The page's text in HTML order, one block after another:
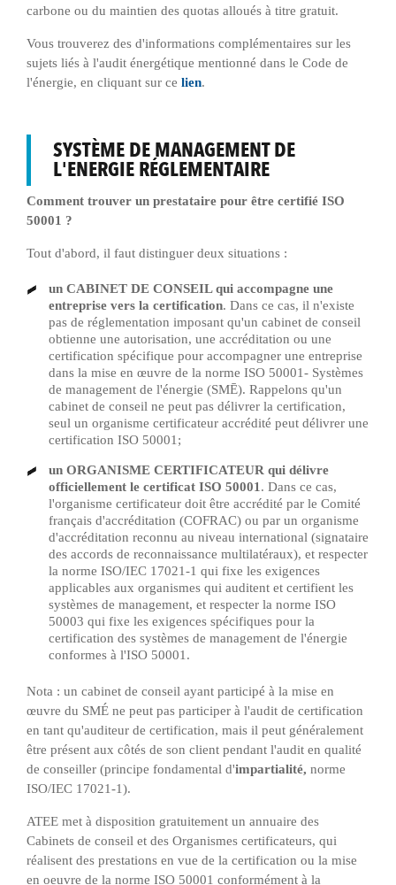
carbone ou du maintien des quotas alloués à titre gratuit.
Vous trouverez des d'informations complémentaires sur les
sujets liés à l'audit énergétique mentionné dans le Code de
l'énergie, en cliquant sur ce lien.
SYSTÈME DE MANAGEMENT DE
L'ENERGIE RÉGLEMENTAIRE
Comment trouver un prestataire pour être certifié ISO
50001 ?
Tout d'abord, il faut distinguer deux situations :
un CABINET DE CONSEIL qui accompagne une
entreprise vers la certification. Dans ce cas, il n'existe
pas de réglementation imposant qu'un cabinet de conseil
obtienne une autorisation, une accréditation ou une
certification spécifique pour accompagner une entreprise
dans la mise en œuvre de la norme ISO 50001- Systèmes
de management de l'énergie (SMĒ). Rappelons qu'un
cabinet de conseil ne peut pas délivrer la certification,
seul un organisme certificateur accrédité peut délivrer une
certification ISO 50001;
un ORGANISME CERTIFICATEUR qui délivre
officiellement le certificat ISO 50001. Dans ce cas,
l'organisme certificateur doit être accrédité par le Comité
français d'accréditation (COFRAC) ou par un organisme
d'accréditation reconnu au niveau international (signataire
des accords de reconnaissance multilatéraux), et respecter
la norme ISO/IEC 17021-1 qui fixe les exigences
applicables aux organismes qui auditent et certifient les
systèmes de management, et respecter la norme ISO
50003 qui fixe les exigences spécifiques pour la
certification des systèmes de management de l'énergie
conformes à l'ISO 50001.
Nota : un cabinet de conseil ayant participé à la mise en
œuvre du SMÉ ne peut pas participer à l'audit de certification
en tant qu'auditeur de certification, mais il peut généralement
être présent aux côtés de son client pendant l'audit en qualité
de conseiller (principe fondamental d'impartialité, norme
ISO/IEC 17021-1).
ATEE met à disposition gratuitement un annuaire des
Cabinets de conseil et des Organismes certificateurs, qui
réalisent des prestations en vue de la certification ou la mise
en oeuvre de la norme ISO 50001 conformément à la